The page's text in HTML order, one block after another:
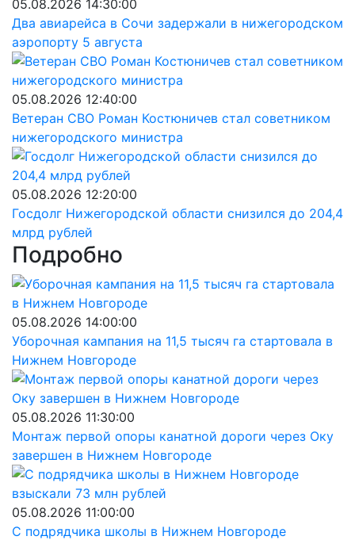
05.08.2026 14:30:00
Два авиарейса в Сочи задержали в нижегородском
аэропорту 5 августа
05.08.2026 12:40:00
Ветеран СВО Роман Костюничев стал советником
нижегородского министра
05.08.2026 12:20:00
Госдолг Нижегородской области снизился до 204,4
млрд рублей
Подробно
05.08.2026 14:00:00
Уборочная кампания на 11,5 тысяч га стартовала в
Нижнем Новгороде
05.08.2026 11:30:00
Монтаж первой опоры канатной дороги через Оку
завершен в Нижнем Новгороде
05.08.2026 11:00:00
С подрядчика школы в Нижнем Новгороде